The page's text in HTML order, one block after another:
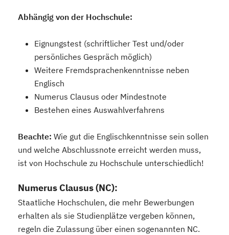
Abhängig von der Hochschule:
Eignungstest (schriftlicher Test und/oder
persönliches Gespräch möglich)
Weitere Fremdsprachenkenntnisse neben
Englisch
Numerus Clausus oder Mindestnote
Bestehen eines Auswahlverfahrens
Beachte: Wie gut die Englischkenntnisse sein sollen
und welche Abschlussnote erreicht werden muss,
ist von Hochschule zu Hochschule unterschiedlich!
Numerus Clausus (NC):
Staatliche Hochschulen, die mehr Bewerbungen
erhalten als sie Studienplätze vergeben können,
regeln die Zulassung über einen sogenannten NC.